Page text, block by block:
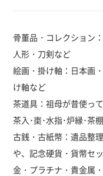
骨董品・コレクション
人形・刀剣など
絵画・掛け軸：日本画
け軸など
茶道具：祖母が昔使っ
茶入･棗･水指･炉縁･茶
古銭・古紙幣：遺品整
や、記念硬貨・貨幣セ
金・プラチナ・貴金属